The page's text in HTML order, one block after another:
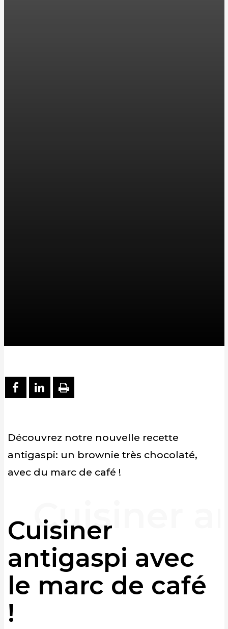
PARTAGER SUR FACEBOOK
PARTAGER SUR LINKEDIN
IMPRIMER
Découvrez notre nouvelle recette
antigaspi: un brownie très chocolaté,
avec du marc de café !
Cuisiner
antigaspi avec
le marc de café
!